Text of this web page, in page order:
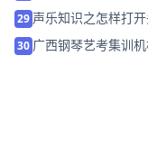
29 声乐知识之怎样打
30 广西钢琴艺考集训